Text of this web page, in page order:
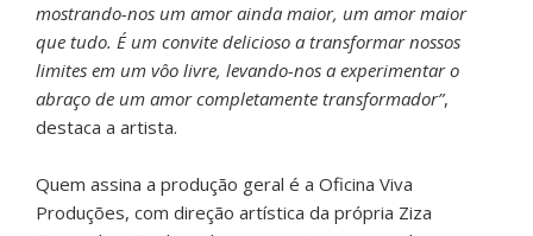
mostrando-nos um amor ainda maior, um amor maior
que tudo. É um convite delicioso a transformar nossos
limites em um vôo livre, levando-nos a experimentar o
abraço de um amor completamente transformador”,
destaca a artista.
Quem assina a produção geral é a Oficina Viva
Produções, com direção artística da própria Ziza